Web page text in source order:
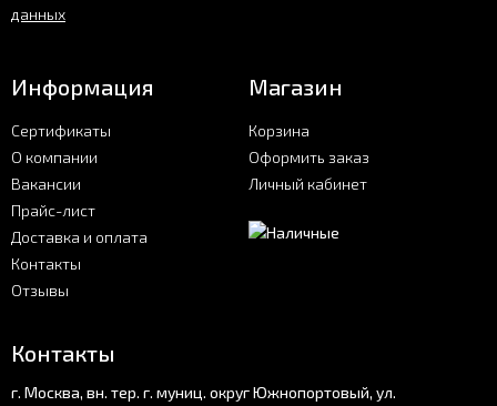
данных
Информация
Сертификаты
О компании
Вакансии
Прайс-лист
Доставка и оплата
Контакты
Отзывы
Магазин
Корзина
Оформить заказ
Личный кабинет
Контакты
г. Москва, вн. тер. г. муниц. округ Южнопортовый, ул.